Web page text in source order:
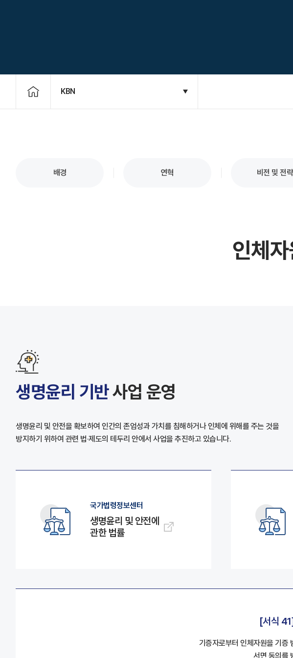
KBN
배경 연혁 비전 및 전략
인체
생명윤리 기반사업 운영
생명윤리 및 안전을 확보하여 인간의 존엄성과 가치를 침해하거나 인체에 위해를 주는 것을
방지하기 위하여 관련 법·제도의 테두리 안에서 사업을 추진하고 있습니다.
국가법령정보센터
생명윤리 및 안전에
관한 법률
[서식
기증자로부터 인체자원을 기증
서면 동의를